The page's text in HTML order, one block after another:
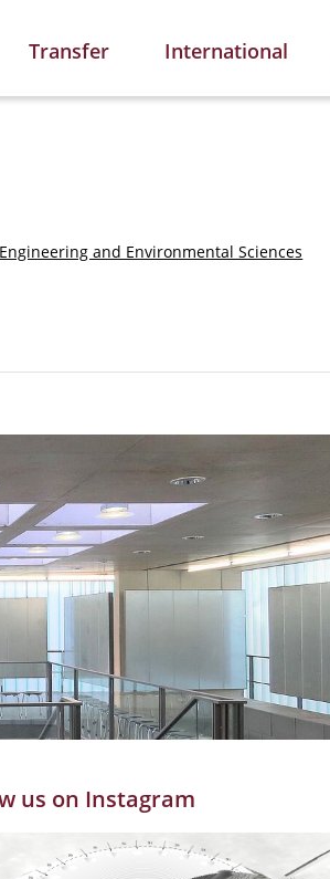
Transfer International
and Environmental Sciences
us on Instagram